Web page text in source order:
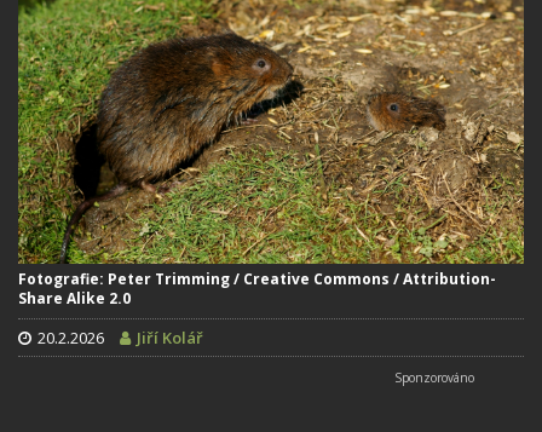
Fotografie: Peter Trimming / Creative Commons / Attribution-
Share Alike 2.0
20.2.2026 Jiří Kolář